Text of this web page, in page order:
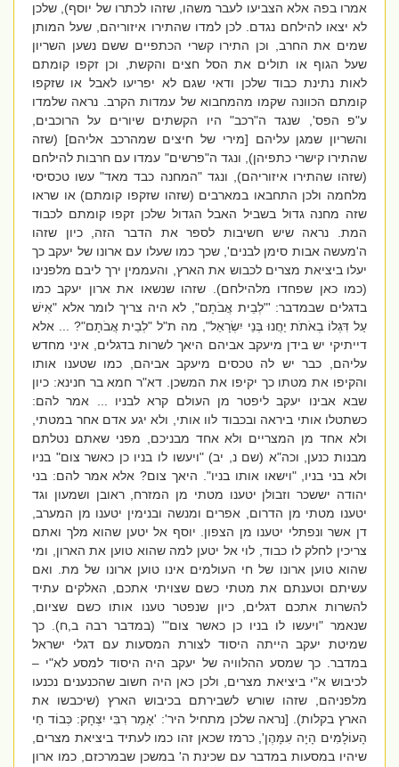
אמרו בפה אלא הצביעו לעבר משהו, שזהו לכתרו של יוסף), שלכן
לא יצאו להילחם נגדם.לכן למדו שהתירו איזוריהם, שעל המותן
שמים את החרב, וכן התירו קשרי הכתפיים ששם נשען השריון
שעל הגוף או תולים את הסל חצים והקשת, וכן זקפו קומתם
לאות נתינת כבוד שלכן ודאי שגם לא יפריעו לאבל או שזקפו
קומתם הכוונה שקמו מהמחבוא של עמדות הקרב. נראה שלמדו
ע"פ הפס', שנגד ה"רכב" היו הקשתים שיורים על הרוכבים,
והשריון שמגן עליהם [מירי של חיצים שמהרכב אליהם] (שזה
שהתירו קישרי כתפיהן), ונגד ה"פרשים" עמדו עם חרבות להילחם
(שזהו שהתירו איזוריהם), ונגד "המחנה כבד מאד" עשו טכסיסי
מלחמה ולכן התחבאו במארבים (שזהו שזקפו קומתם) או שראו
שזה מחנה גדול בשביל האבל הגדול שלכן זקפו קומתם לכבוד
המת. נראה שיש חשיבות לספר את הדבר הזה, כיון שזהו
ה'מעשה אבות סימן לבנים', שכך כמו שעלו עם ארונו של יעקב כך
יעלו ביציאת מצרים לכבוש את הארץ, והעממין ירך ליבם מלפנינו
(כמו כאן שפחדו מלהילחם). שזהו שנשאו את ארון יעקב כמו
בדגלים שבמדבר: '"לְבֵית אֲבֹתָם", לא היה צריך לומר אלא "אִישׁ
עַל דִּגְלוֹ בְאֹתֹת יַחֲנוּ בְּנֵי יִשְׂרָאֵל", מה ת"ל "לְבֵית אֲבֹתָם"? ...
אלא
דייתיקי יש בידן מיעקב אביהם היאך לשרות בדגלים, איני מחדש
עליהם, כבר יש לה טכסים מיעקב אביהם, כמו שטענו אותו
והקיפו את מטתו כך יקיפו את המשכן. דא"ר חמא בר חנינא: כיון
שבא אבינו יעקב ליפטר מן העולם קרא לבניו ... אמר להם:
כשתטלו אותי ביראה ובכבוד לוו אותי, ולא יגע אדם אחר במטתי,
ולא אחד מן המצריים ולא אחד מבניכם, מפני שאתם נטלתם
מבנות כנען, וכה"א (שם נ, יב) "ויעשו לו בניו כן כאשר צום" בניו
ולא בני בניו, "וישאו אותו בניו". היאך צום? אלא אמר להם: בני
יהודה יששכר וזבולן יטענו מטתי מן המזרח, ראובן ושמעון וגד
יטענו מטתי מן הדרום, אפרים ומנשה ובנימין יטענו מן המערב,
דן אשר ונפתלי יטענו מן הצפון. יוסף אל יטען שהוא מלך ואתם
צריכין לחלק לו כבוד, לוי אל יטען למה שהוא טוען את הארון, ומי
שהוא טוען ארונו של חי העולמים אינו טוען ארונו של מת. ואם
עשיתם וטענתם את מטתי כשם שצויתי אתכם, האלקים עתיד
להשרות אתכם דגלים, כיון שנפטר טענו אותו כשם שציום,
שנאמר "ויעשו לו בניו כן כאשר צום"' (במדבר רבה ב,ח). כך
שמיטת יעקב הייתה היסוד לצורת המסעות עם דגלי ישראל
במדבר. כך שמסע ההלוויה של יעקב היה היסוד למסע לא"י –
לכיבוש א"י ביציאת מצרים, ולכן כאן היה חשוב שהכנענים נכנעו
מלפניהם, שזהו שורש לשבירתם בכיבוש הארץ (שיכבשו את
הארץ בקלות). [נראה שלכן מתחיל היר': 'אָמַר רִבִּי יִצְחָק: כְּבוֹד חַי
הָעוֹלָמִים הָיָה עִמָּהֶן', כרמז שכאן זהו כמו לעתיד ביציאת מצרים,
שיהיו במסעות במדבר עם שכינת ה' במשכן שבמרכזם, כמו ארון